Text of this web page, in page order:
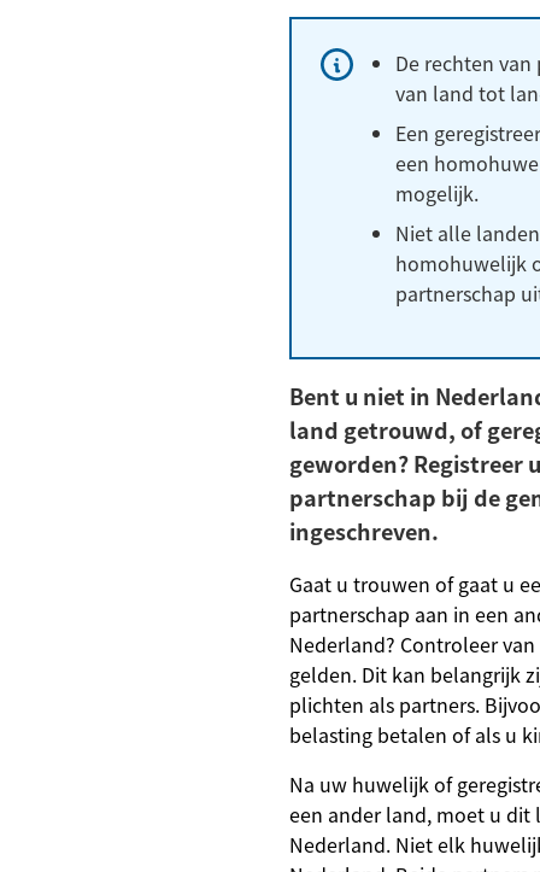
Informatie:
De rechten
van land tot
Een
een
mogelijk.
Niet alle
homohuwelijk
partnerschap
Bent u niet in
land getrouwd, of
geworden? Registreer
partnerschap bij de
ingeschreven.
Gaat u trouwen of gaat u
partnerschap aan in een
Nederland? Controleer
gelden. Dit kan belangrijk
plichten als partners.
belasting betalen of als u
Na uw huwelijk of
een ander land, moet u dit
Nederland. Niet elk